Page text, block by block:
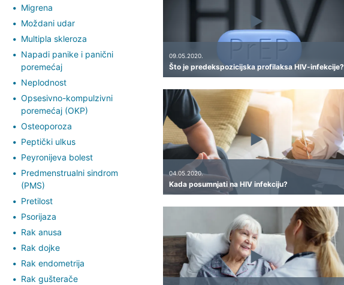
Migrena
Moždani udar
Multipla skleroza
Napadi panike i panični
poremećaj
Neplodnost
Opsesivno-kompulzivni
poremećaj (OKP)
Osteoporoza
Peptički ulkus
Peyronijeva bolest
Predmenstrualni sindrom
(PMS)
Pretilost
Psorijaza
Rak anusa
Rak dojke
Rak endometrija
Rak gušterače
09.05.2020.
Što je predekspozicijska profilaksa HIV-infekcije?
04.05.2020.
Kada posumnjati na HIV infekciju?